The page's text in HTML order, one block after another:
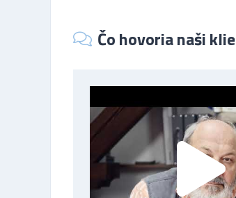
Čo hovoria naši